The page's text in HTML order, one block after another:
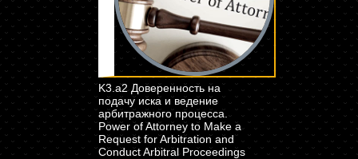
K3.a2 Доверенность на
подачу иска и ведение
арбитражного процесса.
Power of Attorney to Make a
Request for Arbitration and
Conduct Arbitral Proceedings